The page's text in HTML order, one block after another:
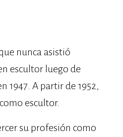
nunca asistió
escultor luego de
1947. A partir de 1952,
escultor.
su profesión como